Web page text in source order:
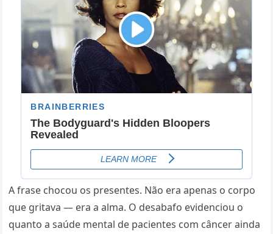
A frase chocou os presentes. Não era apenas o corpo
que gritava — era a alma. O desabafo evidenciou o
quanto a saúde mental de pacientes com câncer ainda